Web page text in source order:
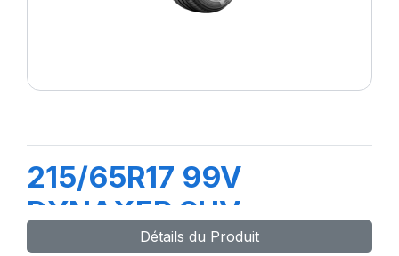
215/65R17 99V
DYNAXER SUV
Détails du Produit